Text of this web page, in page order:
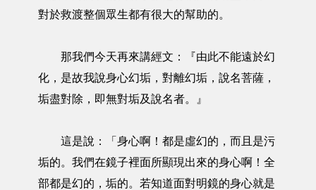
對於救渡整個眾生都有很大的幫助的。
那我們今天再來講經文：『由此不能遠於幻
化，是故我說身心幻垢，對離幻垢，說名菩薩，
垢盡對除，即無對垢及說名者。』
這是說：「身心啊！都是虛幻的，而且是污
垢的。我們在鏡子裡面所顯現出來的身心啊！全
部都是幻的，垢的。若知道面對明鏡的身心就是